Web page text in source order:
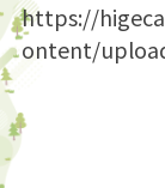
https://
ontent/